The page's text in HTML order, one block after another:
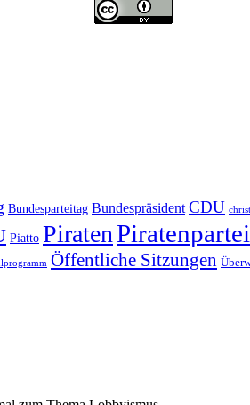
Bundesparteitag Bundespräsident CDU
Piatto PiratenPiratenpartei
Öffentliche Sitzungen